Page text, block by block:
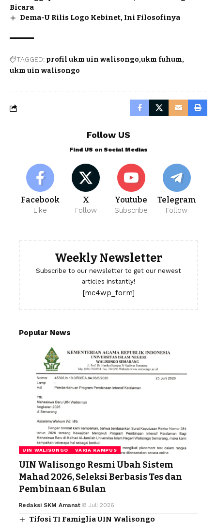
Bicara
Dema-U Rilis Logo Kebinet, Ini Filosofinya
TAGGED: profil ukm uin walisongo ukm fuhum
ukm uin walisongo
Follow US
Find US on Social Medias
Facebook
Like
X
Follow
Youtube
Subscribe
Telegram
Follow
Weekly Newsletter
Subscribe to our newsletter to get our newest
articles instantly!
[mc4wp_form]
Popular News
UIN WALISONGO VARIA KAMPUS
UIN Walisongo Resmi Ubah Sistem
Mahad 2026, Seleksi Berbasis Tes dan
Pembinaan 6 Bulan
Redaksi SKM Amanat 8 Juli 2026
Tifosi TI Famiglia UIN Walisongo